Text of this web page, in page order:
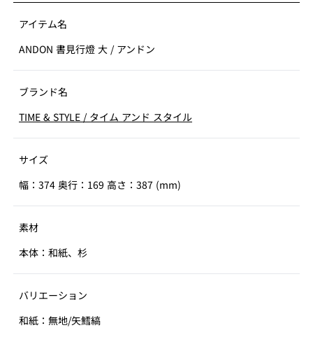
昔ながらの伝統的なフォルムもあれば、行燈を再解釈し
て新たに形づくったフォルムもあります。フレームは極
限まで細くし、現代の空間の中で杉材の繊細な線と手漉
き和紙が重なることで、どのような生活空間にも自然に
佇む姿にしました。
室内に詩的な陰翳をもたらす柔らかなあかりを作り出す
ために、伝統の本質に根差した手漉きの美濃和紙を使い
ました。この和紙の原材料の中でも最高級の那須楮(なす
です。
現代の行燈のもう一つの素材として、木材を使用しまし
や石油系接着剤を使わずに、全工程を手作業で行うこと
で、行燈に現代へ受け継ぐ息吹が宿りました。この指物
師の仕事は現代の効率優先のものづくりとは逆行した手
ました。行燈のあかりが、懐古的な趣ではなく、その空
アイテム名
ANDON 書見行燈 大 / アンドン
ブランド名
TIME & STYLE / タイム アンド スタイル
サイズ
幅：374 奥行：169 高さ：387 (mm)
素材
本体：和紙、杉
バリエーション
和紙：無地/矢鱈縞